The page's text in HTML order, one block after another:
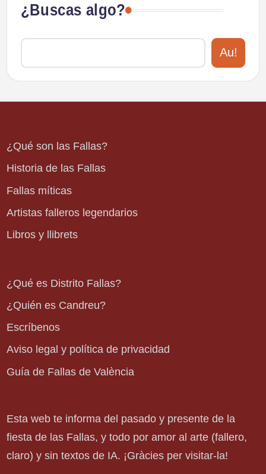
¿Buscas algo?
Au!
¿Qué son las Fallas?
Historia de las Fallas
Fallas míticas
Artistas falleros legendarios
Libros y llibrets
¿Qué es Distrito Fallas?
¿Quién es Candreu?
Escríbenos
Aviso legal y política de privacidad
Guía de Fallas de València
Esta web te informa del pasado y presente de la
fiesta de las Fallas, y todo por amor al arte (fallero,
claro) y sin textos de IA. ¡Gràcies per visitar-la!